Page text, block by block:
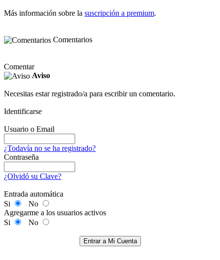
Más información sobre la suscripción a premium.
Comentarios
Comentar
Aviso
Necesitas estar registrado/a para escribir un comentario.
Identificarse
Usuario o Email
¿Todavía no se ha registrado?
Contraseña
¿Olvidó su Clave?
Entrada automática
Si
No
Agregarme a los usuarios activos
Si
No
Entrar a Mi Cuenta